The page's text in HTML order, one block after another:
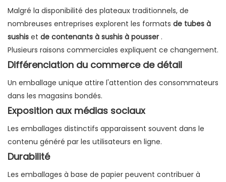
Malgré la disponibilité des plateaux traditionnels, de
nombreuses entreprises explorent les formats de tubes à
sushis et de contenants à sushis à pousser .
Plusieurs raisons commerciales expliquent ce changement.
Différenciation du commerce de détail
Un emballage unique attire l'attention des consommateurs
dans les magasins bondés.
Exposition aux médias sociaux
Les emballages distinctifs apparaissent souvent dans le
contenu généré par les utilisateurs en ligne.
Durabilité
Les emballages à base de papier peuvent contribuer à